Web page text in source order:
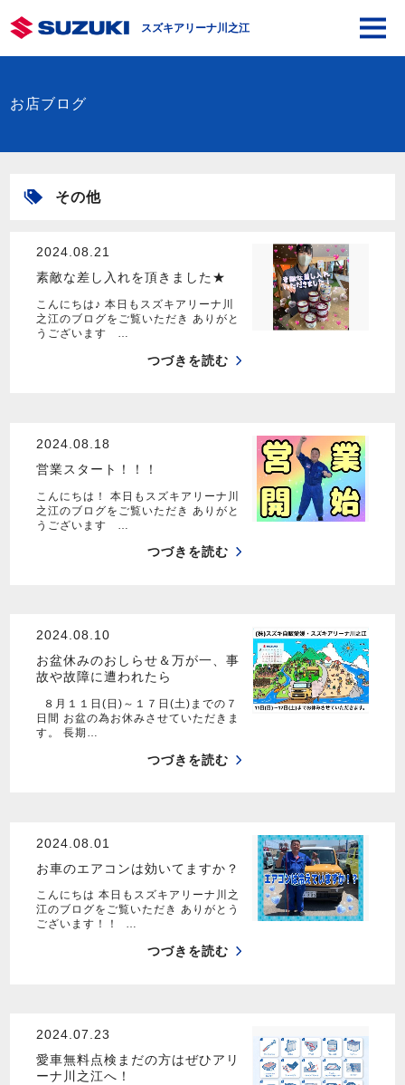
スズキアリーナ川之江
お店ブログ
その他
2024.08.21
素敵な差し入れを頂きました★
こんにちは♪ 本日もスズキアリーナ川
之江のブログをご覧いただき ありがと
うございます …
つづきを読む
2024.08.18
営業スタート！！！
こんにちは！ 本日もスズキアリーナ川
之江のブログをご覧いただき ありがと
うございます …
つづきを読む
2024.08.10
お盆休みのおしらせ＆万が一、事
故や故障に遭われたら
８月１１日(日)～１７日(土)までの７
日間 お盆の為お休みさせていただきま
す。 長期…
つづきを読む
2024.08.01
お車のエアコンは効いてますか？
こんにちは 本日もスズキアリーナ川之
江のブログをご覧いただき ありがとう
ございます！！ …
つづきを読む
2024.07.23
愛車無料点検まだの方はぜひアリ
ーナ川之江へ！